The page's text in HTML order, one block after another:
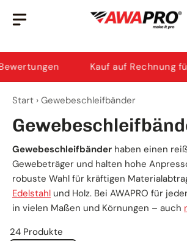
Zum
Kauf auf Rechnung für
Start › Gewebeschleifbänder
Gewebeschleifbänder haben einen
Gewebeträger und halten hohe
robuste Wahl für kräftigen
Edelstahl und Holz. Bei AWAPRO für
in vielen Maßen und Körnungen – auch
24 Produkte
· KI-Berater